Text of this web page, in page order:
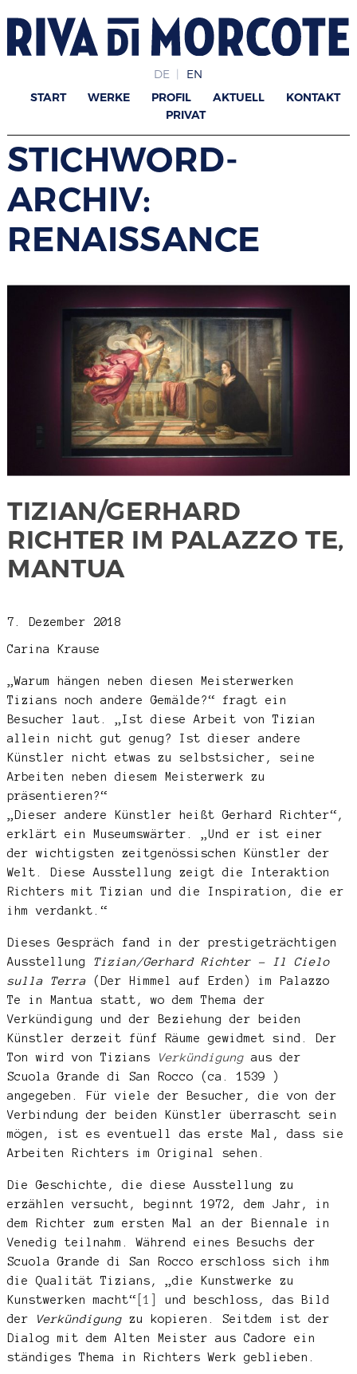
DE EN
START WERKE PROFIL AKTUELL
KONTAKT
PRIVAT
STICHWORD-
ARCHIV:
RENAISSANCE
TIZIAN/GERHARD
RICHTER IM PALAZZO TE,
MANTUA
7. Dezember 2018
Carina Krause
„Warum hängen neben diesen Meisterwerken
Tizians noch andere Gemälde?“ fragt ein
Besucher laut. „Ist diese Arbeit von Tizian
allein nicht gut genug? Ist dieser andere
Künstler nicht etwas zu selbstsicher, seine
Arbeiten neben diesem Meisterwerk zu
präsentieren?“
„Dieser andere Künstler heißt Gerhard Richter“,
erklärt ein Museumswärter. „Und er ist einer
der wichtigsten zeitgenössischen Künstler der
Welt. Diese Ausstellung zeigt die Interaktion
Richters mit Tizian und die Inspiration, die er
ihm verdankt.“
Dieses Gespräch fand in der prestigeträchtigen
Ausstellung Tizian/Gerhard Richter –
Il Cielo
sulla Terra (Der Himmel auf Erden) im Palazzo
Te in Mantua statt, wo dem Thema der
Verkündigung und der Beziehung der beiden
Künstler derzeit fünf Räume gewidmet sind. Der
Ton wird von Tizians
Verkündigungaus der
Scuola Grande di San Rocco (ca. 1539 )
angegeben. Für viele der Besucher, die von der
Verbindung der beiden Künstler überrascht sein
mögen, ist es eventuell das erste Mal, dass sie
Arbeiten Richters im Original sehen.
Die Geschichte, die diese Ausstellung zu
erzählen versucht, beginnt 1972, dem Jahr, in
dem Richter zum ersten Mal an der Biennale in
Venedig teilnahm. Während eines Besuchs der
Scuola Grande di San Rocco erschloss sich ihm
die Qualität Tizians, „die Kunstwerke zu
Kunstwerken macht“ [1]
und beschloss, das Bild
der
Verkündigungzu kopieren. Seitdem ist der
Dialog mit dem Alten Meister aus Cadore ein
ständiges Thema in Richters Werk geblieben.